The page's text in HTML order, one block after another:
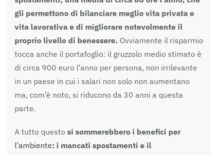
gli permettono di bilanciare meglio vita privata e
vita lavorativa e di migliorare notevolmente il
proprio livello di benessere. Ovviamente il risparmio
tocca anche il portafoglio: il gruzzolo medio stimato è
di circa 900 euro l’anno per persona, non irrilevante
in un paese in cui i salari non solo non aumentano
ma, com’è noto, si riducono da 30 anni a questa
parte.
A tutto questo si sommerebbero i benefici per
l’ambiente: i mancati spostamenti e il